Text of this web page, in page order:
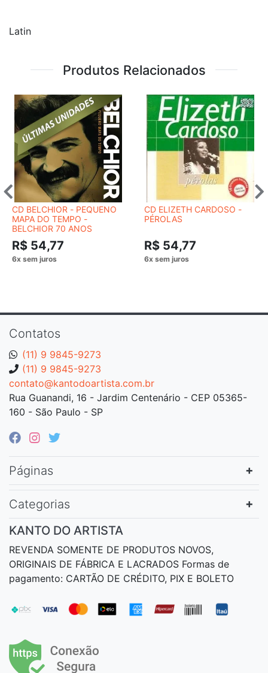
Latin
Produtos Relacionados
CD BELCHIOR - PEQUENO
MAPA DO TEMPO -
BELCHIOR 70 ANOS
R$ 54,77
CD ELIZETH CARDOSO -
PÉROLAS
R$ 54,77
Contatos
(11) 9 9845-9273
(11) 9 9845-9273
contato@kantodoartista.com.br
Rua Guanandi, 16 - Jardim Centenário - CEP 05365-
160 - São Paulo - SP
Páginas
Categorias
KANTO DO ARTISTA
REVENDA SOMENTE DE PRODUTOS NOVOS,
ORIGINAIS DE FÁBRICA E LACRADOS Formas de
pagamento: CARTÃO DE CRÉDITO, PIX E BOLETO